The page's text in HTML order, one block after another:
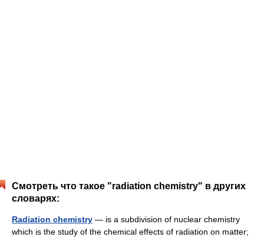
Смотреть что такое "radiation chemistry" в других
словарях:
Radiation chemistry — is a subdivision of nuclear chemistry
which is the study of the chemical effects of radiation on matter;